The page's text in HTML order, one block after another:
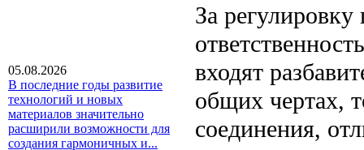
05.08.2026
В последние годы развитие
технологий и новых
материалов значительно
расширили возможности для
создания гармоничных и...
За регулировку
входят
общих чертах,
соединения,